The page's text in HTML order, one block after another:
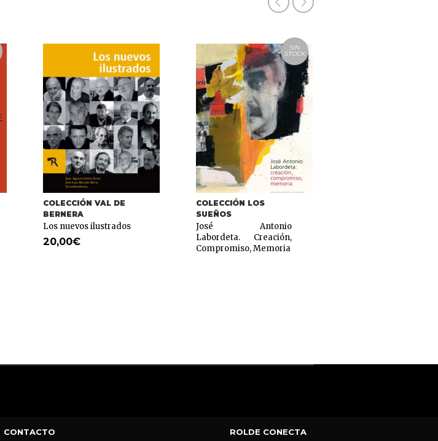
COLECCIÓN VAL DE
BERNERA
Los nuevos ilustrados
20,00€
SIN
STOCK
COLECCIÓN LOS
SUEÑOS
José Antonio
Labordeta. Creación,
Compromiso, Memoria
CONTACTO ROLDE CONECTA